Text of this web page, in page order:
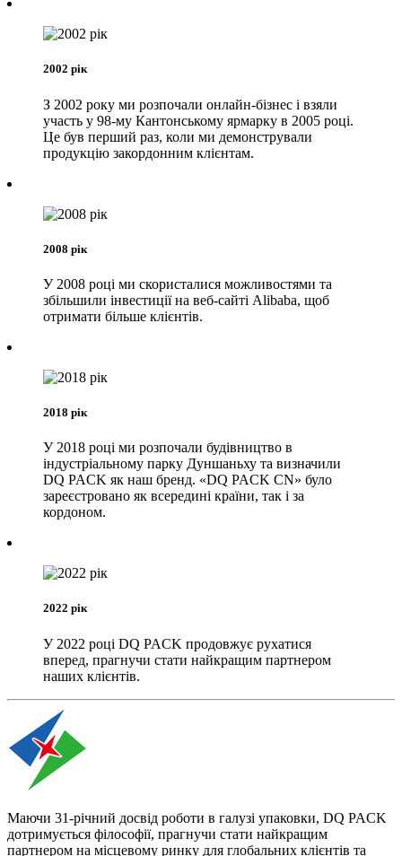
2002 рік
З 2002 року ми розпочали онлайн-бізнес і взяли
участь у 98-му Кантонському ярмарку в 2005 році.
Це був перший раз, коли ми демонстрували
продукцію закордонним клієнтам.
2008 рік
У 2008 році ми скористалися можливостями та
збільшили інвестиції на веб-сайті Alibaba, щоб
отримати більше клієнтів.
2018 рік
У 2018 році ми розпочали будівництво в
індустріальному парку Дуншаньху та визначили
DQ PACK як наш бренд. «DQ PACK CN» було
зареєстровано як всередині країни, так і за
кордоном.
2022 рік
У 2022 році DQ PACK продовжує рухатися
вперед, прагнучи стати найкращим партнером
наших клієнтів.
Маючи 31-річний досвід роботи в галузі упаковки, DQ PACK
дотримується філософії, прагнучи стати найкращим
партнером на місцевому ринку для глобальних клієнтів та